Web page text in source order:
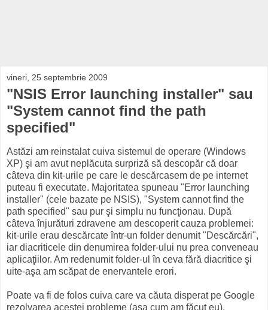
vineri, 25 septembrie 2009
"NSIS Error launching installer" sau
"System cannot find the path
specified"
Astăzi am reinstalat cuiva sistemul de operare (Windows
XP) şi am avut neplăcuta surpriză să descopăr că doar
câteva din kit-urile pe care le descărcasem de pe internet
puteau fi executate. Majoritatea spuneau "Error launching
installer" (cele bazate pe NSIS), "System cannot find the
path specified" sau pur şi simplu nu funcţionau. După
câteva înjurături zdravene am descoperit cauza problemei:
kit-urile erau descărcate într-un folder denumit "Descărcări",
iar diacriticele din denumirea folder-ului nu prea conveneau
aplicaţiilor. Am redenumit folder-ul în ceva fără diacritice şi
uite-aşa am scăpat de enervantele erori.
Poate va fi de folos cuiva care va căuta disperat pe Google
rezolvarea acestei probleme (aşa cum am făcut eu).